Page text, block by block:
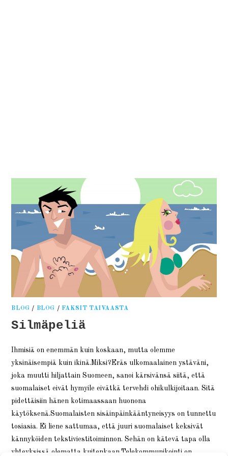
BLOG / BLOG / FAKSIT TAIVAASTA
Silmäpeliä
Ihmisiä on enemmän kuin koskaan, mutta olemme
yksinäisempiä kuin ikinä.Miksi?Eräs ulkomaalainen ystäväni,
joka muutti hiljattain Suomeen, sanoi kärsivänsä siitä, että
suomalaiset eivät hymyile eivätkä tervehdi ohikulkijoitaan. Sitä
pidettäisiin hänen kotimaassaan huonona
käytöksenä.Suomalaisten sisäinpäinkääntyneisyys on tunnettu
tosiasia. Ei liene sattumaa, että juuri suomalaiset keksivät
kännyköiden tekstiviestitoiminnon. Sehän on kätevä tapa olla
yhteyksissä olematta kuitenkaan.Telekommunikointi on…